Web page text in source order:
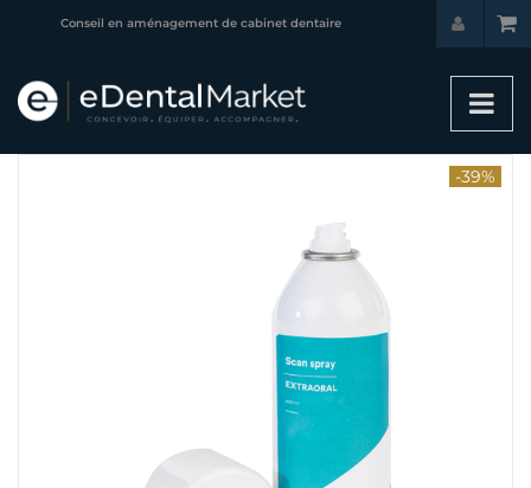
Conseil en aménagement de cabinet dentaire
-39%